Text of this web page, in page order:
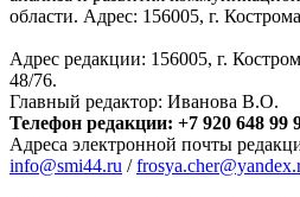
области. Адрес: 156005, г.
Адрес редакции: 156005, г.
48/76.
Главный редактор: Иванова В.О.
Телефон редакции: +7 920 648 99
Адреса электронной почты
info@smi44.ru /